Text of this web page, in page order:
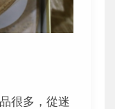
很多，從迷